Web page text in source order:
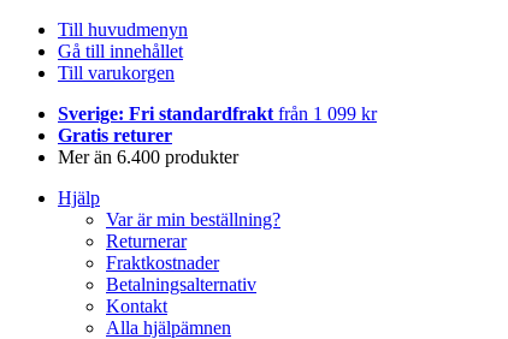
Till huvudmenyn
Gå till innehållet
Till varukorgen
Sverige: Fri standardfrakt från 1 099 kr
Gratis returer
Mer än 6.400 produkter
Hjälp
Var är min beställning?
Returnerar
Fraktkostnader
Betalningsalternativ
Kontakt
Alla hjälpämnen